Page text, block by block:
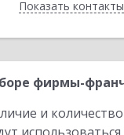
Показать контакты
Назад
фирмы-
и